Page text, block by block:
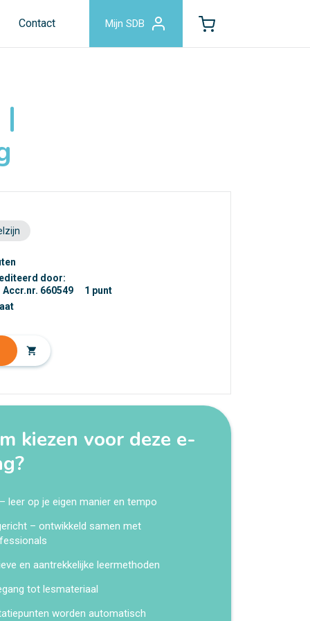
Contact Mijn SDB
door:
Accr.nr. 660549 1 punt
shopping_cart
kiezen voor deze e-
leer op je eigen manier en tempo
– ontwikkeld samen met
en aantrekkelijke leermethoden
tot lesmateriaal
worden automatisch